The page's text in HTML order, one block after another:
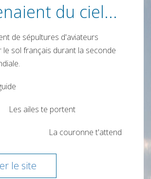
du ciel...
de sépultures d'aviateurs
le sol français durant la seconde
Les ailes te portent
La couronne t'attend
le site